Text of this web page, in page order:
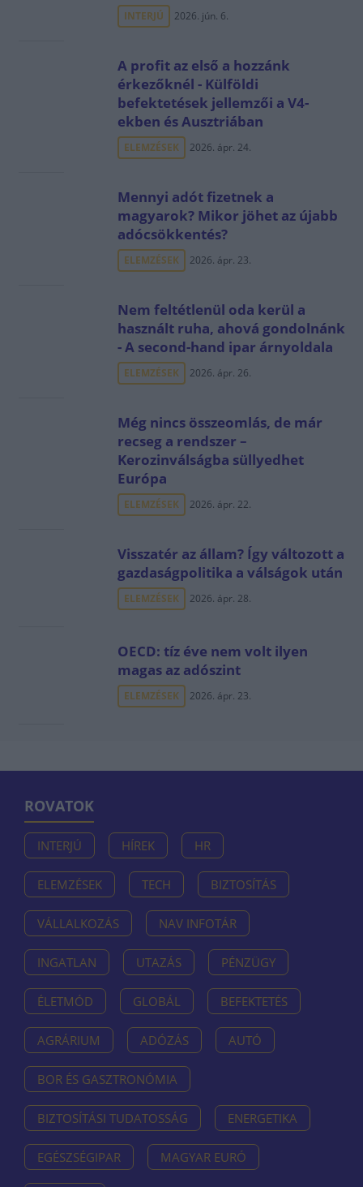
INTERJÚ 2026. jún. 6.
A profit az első a hozzánk
érkezőknél - Külföldi
befektetések jellemzői a V4-
ekben és Ausztriában
ELEMZÉSEK 2026. ápr. 24.
Mennyi adót fizetnek a
magyarok? Mikor jöhet az újabb
adócsökkentés?
ELEMZÉSEK 2026. ápr. 23.
Nem feltétlenül oda kerül a
használt ruha, ahová gondolnánk
- A second-hand ipar árnyoldala
ELEMZÉSEK 2026. ápr. 26.
Még nincs összeomlás, de már
recseg a rendszer –
Kerozinválságba süllyedhet
Európa
ELEMZÉSEK 2026. ápr. 22.
Visszatér az állam? Így változott a
gazdaságpolitika a válságok után
ELEMZÉSEK 2026. ápr. 28.
OECD: tíz éve nem volt ilyen
magas az adószint
ELEMZÉSEK 2026. ápr. 23.
ROVATOK
INTERJÚ HÍREK HR
ELEMZÉSEK TECH BIZTOSÍTÁS
VÁLLALKOZÁS NAV INFOTÁR
INGATLAN UTAZÁS PÉNZÜGY
ÉLETMÓD GLOBÁL BEFEKTETÉS
AGRÁRIUM ADÓZÁS AUTÓ
BOR ÉS GASZTRONÓMIA
BIZTOSÍTÁSI TUDATOSSÁG ENERGETIKA
EGÉSZSÉGIPAR MAGYAR EURÓ